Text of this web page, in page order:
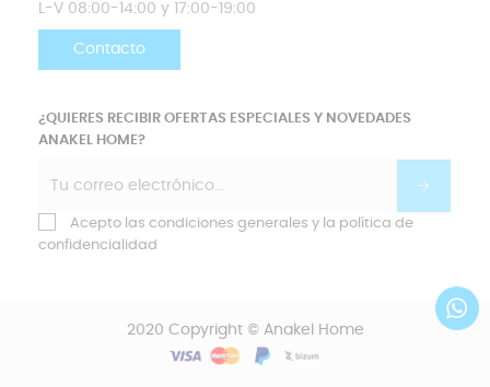
L-V 08:00-14:00 y 17:00-19:00
Contacto
¿QUIERES RECIBIR OFERTAS ESPECIALES Y NOVEDADES
ANAKEL HOME?
Acepto las condiciones generales y la política de
confidencialidad
2020 Copyright © Anakel Home